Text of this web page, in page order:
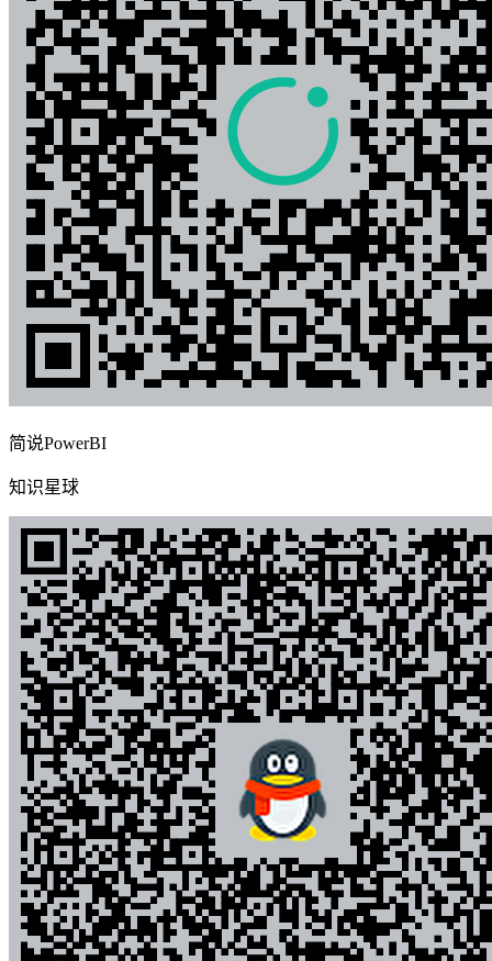
简说PowerBI
知识星球